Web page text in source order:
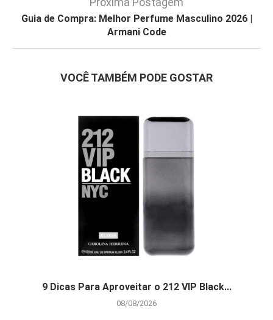
Guia de Compra: Melhor Perfume Masculino 2026 |
Armani Code
VOCÊ TAMBÉM PODE GOSTAR
9 Dicas Para Aproveitar o 212 VIP Black...
08/08/2026